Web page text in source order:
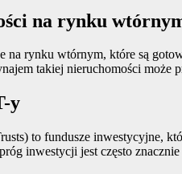
na rynku
na rynku wtórnym, które są
takiej nieruchomości może
y
to fundusze inwestycyjne,
inwestycji jest często